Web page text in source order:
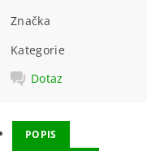
Značka
Kategorie
Dotaz
POPIS